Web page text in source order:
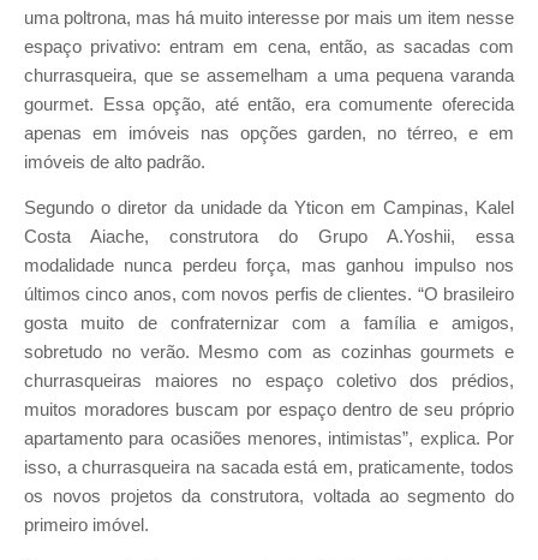
uma poltrona, mas há muito interesse por mais um item nesse
espaço privativo: entram em cena, então, as sacadas com
churrasqueira, que se assemelham a uma pequena varanda
gourmet. Essa opção, até então, era comumente oferecida
apenas em imóveis nas opções garden, no térreo, e em
imóveis de alto padrão.
Segundo o diretor da unidade da Yticon em Campinas, Kalel
Costa Aiache, construtora do Grupo A.Yoshii, essa
modalidade nunca perdeu força, mas ganhou impulso nos
últimos cinco anos, com novos perfis de clientes. “O brasileiro
gosta muito de confraternizar com a família e amigos,
sobretudo no verão. Mesmo com as cozinhas gourmets e
churrasqueiras maiores no espaço coletivo dos prédios,
muitos moradores buscam por espaço dentro de seu próprio
apartamento para ocasiões menores, intimistas”, explica. Por
isso, a churrasqueira na sacada está em, praticamente, todos
os novos projetos da construtora, voltada ao segmento do
primeiro imóvel.